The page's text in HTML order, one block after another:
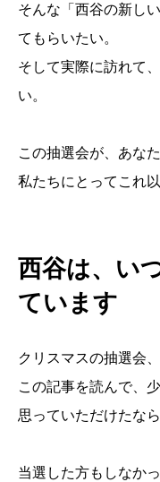
そんな「西谷の新し
てもらいたい。
そして実際に訪れて
い。
この抽選会が、あな
私たちにとってこれ
西谷は、い
ています
クリスマスの抽選会
この記事を読んで、
思っていただけたな
当選した方もしなか